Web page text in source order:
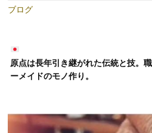
ブログ
原点は長年引き継がれた伝統と技。
ーメイドのモノ作り。